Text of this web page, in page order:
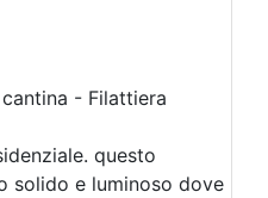
- Filattiera
questo
solido e luminoso dove